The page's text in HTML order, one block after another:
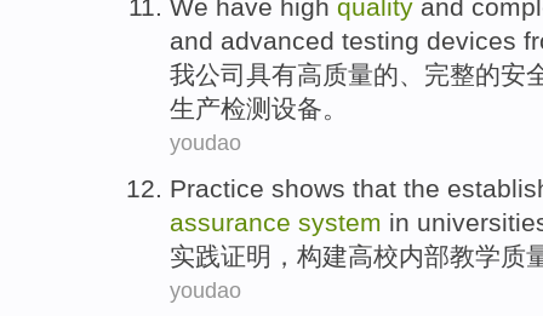
We have high quality and
and advanced testing devices
我公司 具有高质量的、 完整的安
生产检测 设备。
youdao
Practice shows that the
assurance system in
实践证明 ，构建高校内部教学质
youdao